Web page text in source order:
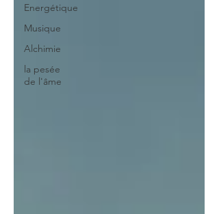
Energétique
Musique
Alchimie
la pesée
de l'âme